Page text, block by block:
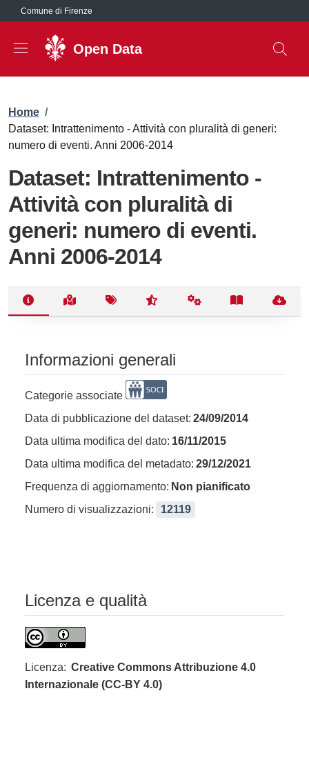
Salta al contenuto principale
Comune di Firenze
Open Data
Briciole di pane
Home /
Dataset: Intrattenimento - Attività con pluralità di generi:
numero di eventi. Anni 2006-2014
Dataset: Intrattenimento -
Attività con pluralità di
generi: numero di eventi.
Anni 2006-2014
Informazioni generali
Categorie associate
Data di pubblicazione del dataset: 24/09/2014
Data ultima modifica del dato: 16/11/2015
Data ultima modifica del metadato: 29/12/2021
Frequenza di aggiornamento: Non pianificato
Numero di visualizzazioni:
12119
Licenza e qualità
Licenza: Creative Commons Attribuzione 4.0
Internazionale (CC-BY 4.0)